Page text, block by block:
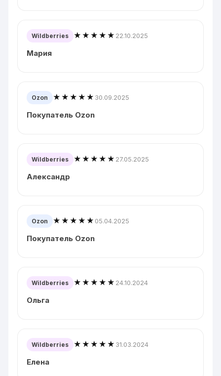
Wildberries ★★★★★ 22.10.2025
Мария
Ozon ★★★★★ 30.09.2025
Покупатель Ozon
Wildberries ★★★★★ 27.05.2025
Александр
Ozon ★★★★★ 05.04.2025
Покупатель Ozon
Wildberries ★★★★★ 24.10.2024
Ольга
Wildberries ★★★★★ 31.03.2024
Елена